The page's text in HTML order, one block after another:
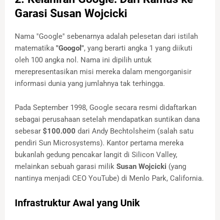
Garasi Susan Wojcicki
Nama "Google" sebenarnya adalah pelesetan dari istilah
matematika "Googol", yang berarti angka 1 yang diikuti
oleh 100 angka nol. Nama ini dipilih untuk
merepresentasikan misi mereka dalam mengorganisir
informasi dunia yang jumlahnya tak terhingga.
Pada September 1998, Google secara resmi didaftarkan
sebagai perusahaan setelah mendapatkan suntikan dana
sebesar $100.000 dari Andy Bechtolsheim (salah satu
pendiri Sun Microsystems). Kantor pertama mereka
bukanlah gedung pencakar langit di Silicon Valley,
melainkan sebuah garasi milik Susan Wojcicki (yang
nantinya menjadi CEO YouTube) di Menlo Park, California.
Infrastruktur Awal yang Unik